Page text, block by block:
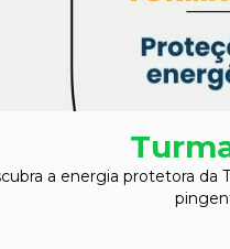
a energia protetora da